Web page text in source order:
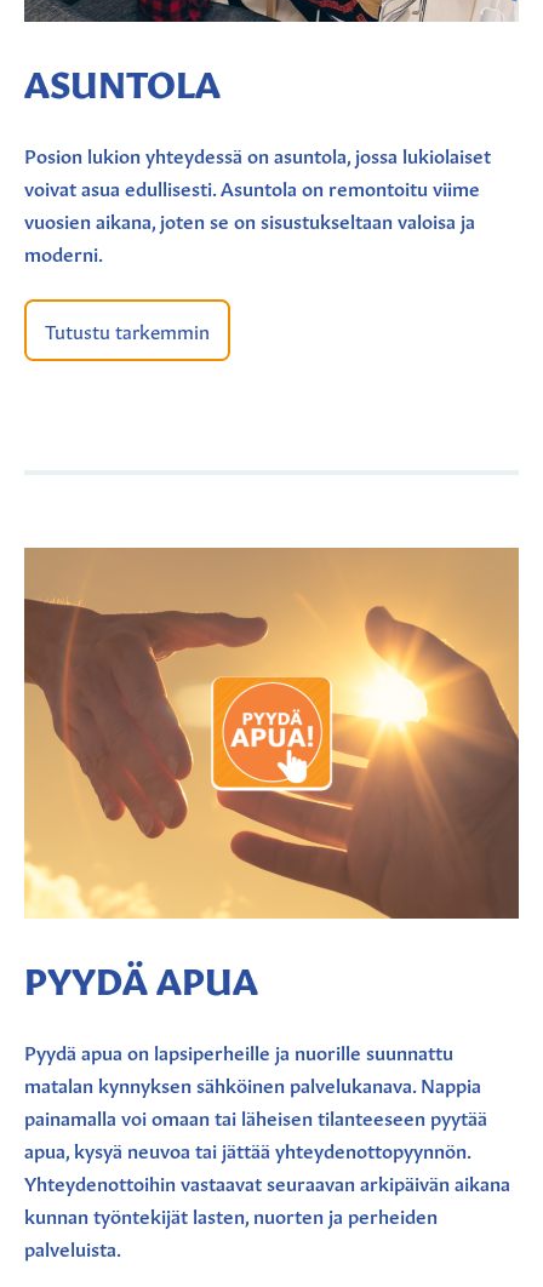
ASUNTOLA
Posion lukion yhteydessä on asuntola, jossa lukiolaiset
voivat asua edullisesti. Asuntola on remontoitu viime
vuosien aikana, joten se on sisustukseltaan valoisa ja
moderni.
Tutustu tarkemmin
PYYDÄ APUA
Pyydä apua on lapsiperheille ja nuorille suunnattu
matalan kynnyksen sähköinen palvelukanava. Nappia
painamalla voi omaan tai läheisen tilanteeseen pyytää
apua, kysyä neuvoa tai jättää yhteydenottopyynnön.
Yhteydenottoihin vastaavat seuraavan arkipäivän aikana
kunnan työntekijät lasten, nuorten ja perheiden
palveluista.